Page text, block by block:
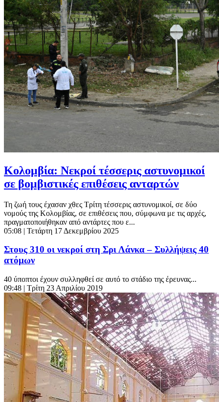
Κολομβία: Νεκροί τέσσερις αστυνομικοί
σε βομβιστικές επιθέσεις ανταρτών
Τη ζωή τους έχασαν χθες Τρίτη τέσσερις αστυνομικοί, σε δύο
νομούς της Κολομβίας, σε επιθέσεις που, σύμφωνα με τις αρχές,
πραγματοποιήθηκαν από αντάρτες που ε...
05:08 | Τετάρτη 17 Δεκεμβρίου 2025
Στους 310 οι νεκροί στη Σρι Λάνκα – Συλλήψεις 40
ατόμων
40 ύποπτοι έχουν συλληφθεί σε αυτό το στάδιο της έρευνας...
09:48 | Τρίτη 23 Απριλίου 2019